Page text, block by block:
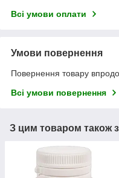
Всі умови оплати
Умови повернення
Повернення товару
Всі умови повернення
З цим товаром також